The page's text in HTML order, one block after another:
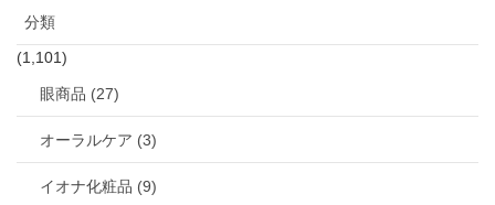
分類
(1,101)
眼商品 (27)
オーラルケア (3)
イオナ化粧品 (9)